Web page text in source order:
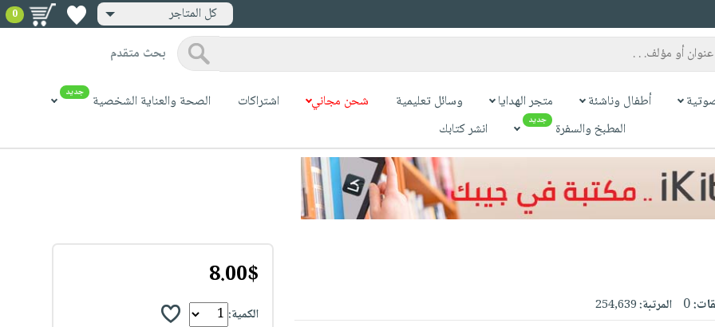
كل المتاجر 0
بحث متقدم
أطفال وناشئة متجر الهدايا وسائل تعليمية شحن مجاني اشتراكات الصحة والعناية الشخصية جديد
المطبخ والسفرة جديد انشر كتابك
0 المرتبة:254,639
8.00$
الكمية: